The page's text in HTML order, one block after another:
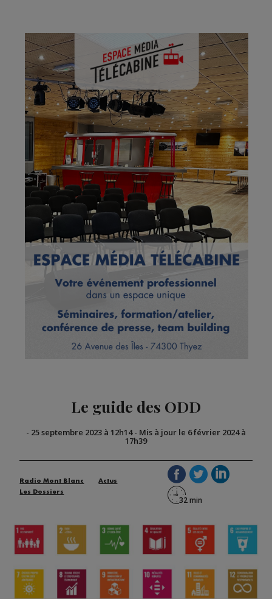
Le guide des ODD
- 25 septembre 2023 à 12h14- Mis à jour le 6 février 2024 à
17h39
Radio Mont Blanc
Actus
Les Dossiers